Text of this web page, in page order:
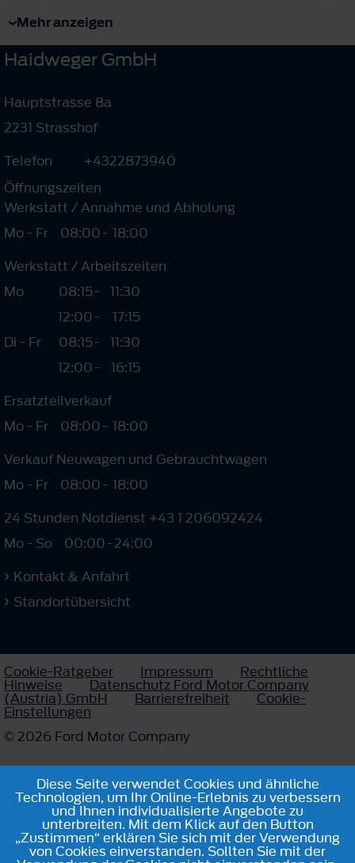
Mehr anzeigen
Haidweger GmbH
Hauptstrasse 8a
2231 Strasshof
Telefon
+4322873940
Öffnungszeiten
Werkstatt / Annahme und Abholung
Mo - Fr
08:00- 18:00
Werkstatt / Arbeitszeiten
Mo
08:15
12:00
-
-
11:30
17:15
Di - Fr
08:15
12:00
-
-
11:30
16:15
Ersatzteilverkauf
Mo - Fr
08:00- 18:00
Verkauf Neuwagen und Gebrauchtwagen
Mo - Fr
08:00- 18:00
24 Stunden Notdienst +43 1 206092424
Mo - So
00:00-24:00
Kontakt & Anfahrt
Standortübersicht
Cookie-Ratgeber Impressum Rechtliche
Hinweise Datenschutz Ford Motor Company
(Austria) GmbH Barrierefreiheit Cookie-
Einstellungen
© 2026 Ford Motor Company
Diese Seite verwendet Cookies und ähnliche
Technologien, um Ihr Online-Erlebnis zu verbessern
und Ihnen individualisierte Angebote zu
unterbreiten. Mit dem Klick auf den Button
„Zustimmen“ erklären Sie sich mit der Verwendung
von Cookies einverstanden. Sollten Sie mit der